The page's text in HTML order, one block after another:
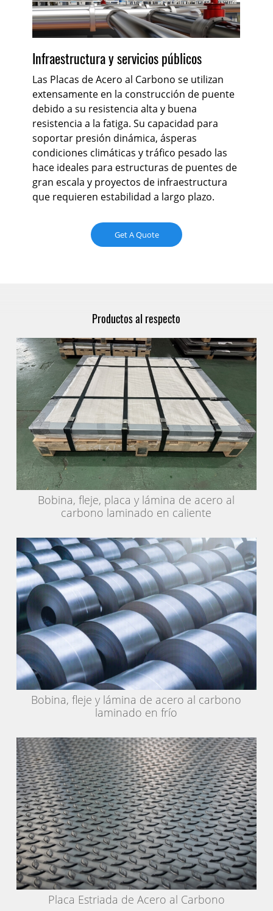
Infraestructura y servicios públicos
Las Placas de Acero al Carbono se utilizan
extensamente en la construcción de puente
debido a su resistencia alta y buena
resistencia a la fatiga. Su capacidad para
soportar presión dinámica, ásperas
condiciones climáticas y tráfico pesado las
hace ideales para estructuras de puentes de
gran escala y proyectos de infraestructura
que requieren estabilidad a largo plazo.
Get A Quote
Productos al respecto
Bobina, fleje, placa y lámina de acero al
carbono laminado en caliente
Bobina, fleje y lámina de acero al carbono
laminado en frío
Placa Estriada de Acero al Carbono